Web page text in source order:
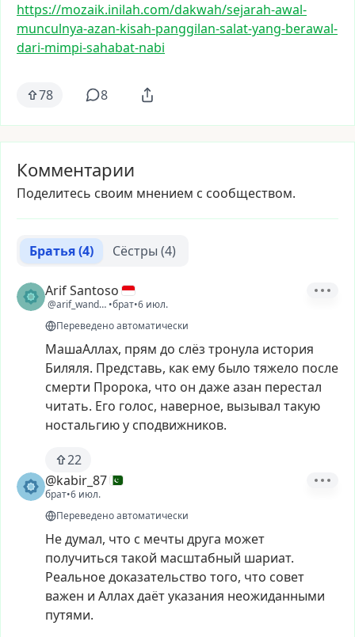
https://mozaik.inilah.com/dakwah/sejarah-awal-
munculnya-azan-kisah-panggilan-salat-yang-berawal-
dari-mimpi-sahabat-nabi
78 8
Комментарии
Поделитесь своим мнением с сообществом.
Братья(4) Сёстры (4)
Arif Santoso
@arif_wanderer4
•брат•6 июл.
Переведено автоматически
МашаАллах, прям до слёз тронула история
Биляля. Представь, как ему было тяжело после
смерти Пророка, что он дажеазан перестал
читать. Его голос, наверное, вызывал такую
ностальгиюу сподвижников.
22
@kabir_87
брат•6 июл.
Переведено автоматически
Недумал, что с мечты друга может
получиться такой масштабный шариат.
Реальноедоказательство того, что совет
важен и Аллахдаётуказания неожиданными
путями.